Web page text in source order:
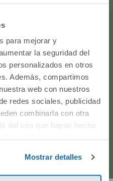
para mejorar y
la seguridad del
personalizados en otros
Además, compartimos
web con nuestros
redes sociales, publicidad
combinarla con otra
del uso que hayas hecho
Mostrar detalles
de Lunes a Viernes, de